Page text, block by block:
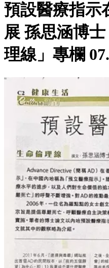
預設醫療指示
展 孫思涵博
理線」專欄